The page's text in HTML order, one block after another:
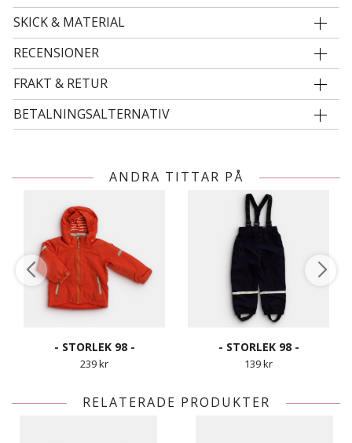
SKICK & MATERIAL
RECENSIONER
FRAKT & RETUR
BETALNINGSALTERNATIV
ANDRA TITTAR PÅ
- STORLEK 98 -
239 kr
- STORLEK 98 -
139 kr
RELATERADE PRODUKTER